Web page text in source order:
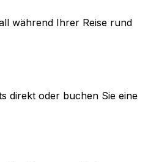
während Ihrer Reise rund
direkt oder buchen Sie eine